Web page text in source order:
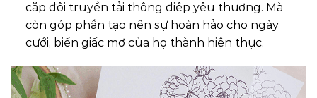
cặp đôi truyền tải thông điệp yêu thương. Mà
còn góp phần tạo nên sự hoàn hảo cho ngày
cưới, biến giấc mơ của họ thành hiện thực.